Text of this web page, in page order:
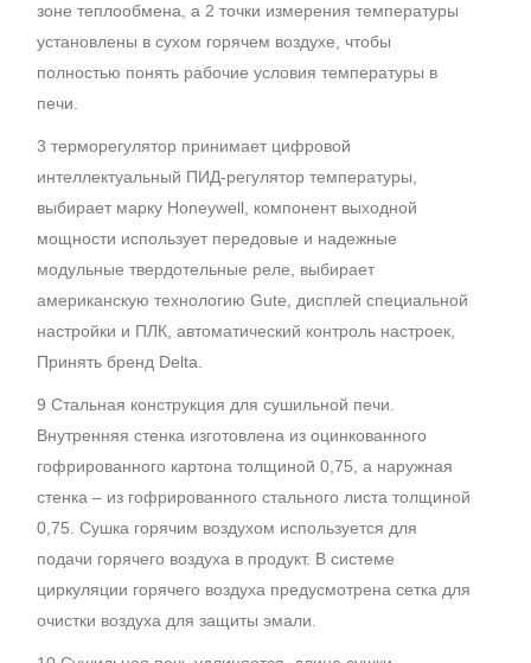
зоне теплообмена, а 2 точки измерения температуры
установлены в сухом горячем воздухе, чтобы
полностью понять рабочие условия температуры в
печи.
3 терморегулятор принимает цифровой
интеллектуальный ПИД-регулятор температуры,
выбирает марку Honeywell, компонент выходной
мощности использует передовые и надежные
модульные твердотельные реле, выбирает
американскую технологию Gute, дисплей специальной
настройки и ПЛК, автоматический контроль настроек,
Принять бренд Delta.
9 Стальная конструкция для сушильной печи.
Внутренняя стенка изготовлена из оцинкованного
гофрированного картона толщиной 0,75, а наружная
стенка – из гофрированного стального листа толщиной
0,75. Сушка горячим воздухом используется для
подачи горячего воздуха в продукт. В системе
циркуляции горячего воздуха предусмотрена сетка для
очистки воздуха для защиты эмали.